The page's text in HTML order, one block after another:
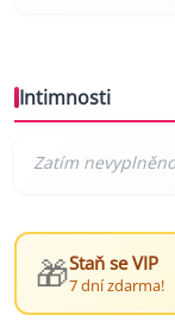
Intimnosti
🎁Staň se VIP
7 dní zdarma!